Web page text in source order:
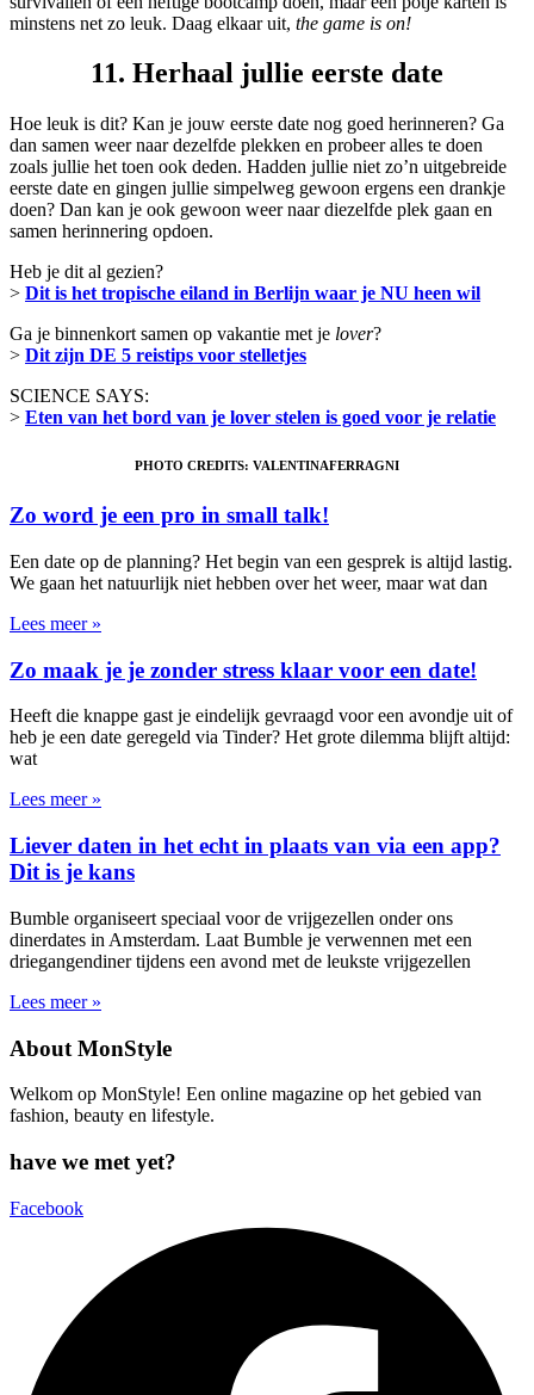
minstens net zo leuk. Daag elkaar uit, the game is on!
11. Herhaal jullie eerste date
Hoe leuk is dit? Kan je jouw eerste date nog goed herinneren? Ga
dan samen weer naar dezelfde plekken en probeer alles te doen
zoals jullie het toen ook deden. Hadden jullie niet zo’n uitgebreide
eerste date en gingen jullie simpelweg gewoon ergens een drankje
doen? Dan kan je ook gewoon weer naar diezelfde plek gaan en
samen herinnering opdoen.
Heb je dit al gezien?
> Dit is het tropische eiland in Berlijn waar je NU heen wil
Ga je binnenkort samen op vakantie met je lover?
> Dit zijn DE 5 reistips voor stelletjes
SCIENCE SAYS:
> Eten van het bord van je lover stelen is goed voor je relatie
PHOTO CREDITS: VALENTINAFERRAGNI
Zo word je een pro in small talk!
Een date op de planning? Het begin van een gesprek is altijd lastig.
We gaan het natuurlijk niet hebben over het weer, maar wat dan
Lees meer »
Zo maak je je zonder stress klaar voor een date!
Heeft die knappe gast je eindelijk gevraagd voor een avondje uit of
heb je een date geregeld via Tinder? Het grote dilemma blijft altijd:
wat
Lees meer »
Liever daten in het echt in plaats van via een app?
Dit is je kans
Bumble organiseert speciaal voor de vrijgezellen onder ons
dinerdates in Amsterdam. Laat Bumble je verwennen met een
driegangendiner tijdens een avond met de leukste vrijgezellen
Lees meer »
About MonStyle
Welkom op MonStyle! Een online magazine op het gebied van
fashion, beauty en lifestyle.
have we met yet?
Facebook